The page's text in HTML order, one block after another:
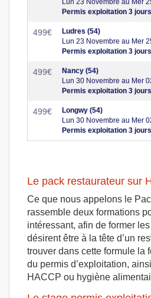
Permis exploitation 3 jours
499€
Ludres (54)
Lun 23 Novembre au Mer
Permis exploitation 3 jours
499€
Nancy (54)
Lun 30 Novembre au Mer
Permis exploitation 3 jours
499€
Longwy (54)
Lun 30 Novembre au Mer
Permis exploitation 3 jours
Le pack restaurateur sur
Ce que nous appelons le
rassemble deux formations
intéressant, afin de former
désirent être à la tête d’un
trouver dans cette formule la
du permis d’exploitation,
HACCP ou hygiène